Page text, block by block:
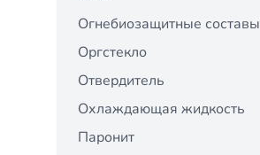
Огнебиозащитные составы
Оргстекло
Отвердитель
Охлаждающая жидкость
Паронит